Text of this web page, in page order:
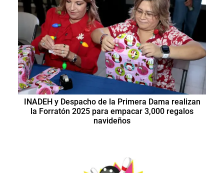
INADEH y Despacho de la Primera Dama realizan
la Forratón 2025 para empacar 3,000 regalos
navideños